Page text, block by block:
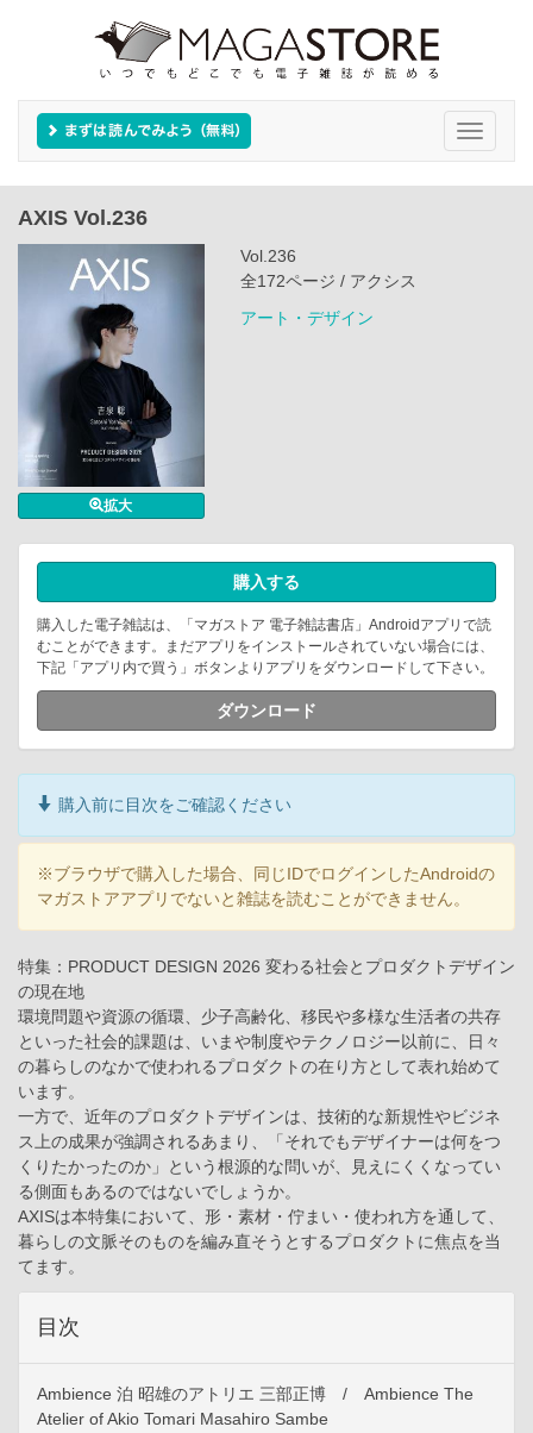
Toggle
AXIS Vol.236
拡大
Vol.236
全172ページ / アクシス
アート・デザイン
購入する
購入した電子雑誌は、「マガストア 電子雑誌書店」Androidアプリで読
むことができます。まだアプリをインストールされていない場合には、
下記「アプリ内で買う」ボタンよりアプリをダウンロードして下さい。
ダウンロード
購入前に目次をご確認ください
※ブラウザで購入した場合、同じIDでログインしたAndroidの
マガストアアプリでないと雑誌を読むことができません。
特集：PRODUCT DESIGN 2026 変わる社会とプロダクトデザイン
の現在地
環境問題や資源の循環、少子高齢化、移民や多様な生活者の共存
といった社会的課題は、いまや制度やテクノロジー以前に、日々
の暮らしのなかで使われるプロダクトの在り方として表れ始めて
います。
一方で、近年のプロダクトデザインは、技術的な新規性やビジネ
ス上の成果が強調されるあまり、「それでもデザイナーは何をつ
くりたかったのか」という根源的な問いが、見えにくくなってい
る側面もあるのではないでしょうか。
AXISは本特集において、形・素材・佇まい・使われ方を通して、
暮らしの文脈そのものを編み直そうとするプロダクトに焦点を当
てます。
目次
Ambience 泊 昭雄のアトリエ 三部正博 / Ambience The
Atelier of Akio Tomari Masahiro Sambe